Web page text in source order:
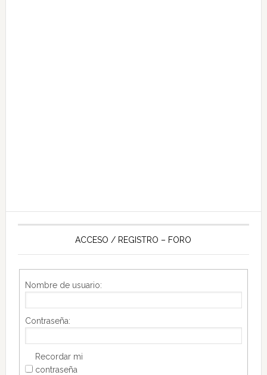
ACCESO / REGISTRO – FORO
Nombre de usuario:
Contraseña:
Recordar mi
contraseña